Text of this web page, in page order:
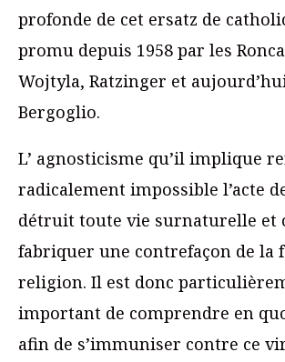
profonde de cet ersatz de
promu depuis 1958 par les
Wojtyla, Ratzinger et
Bergoglio.
L’ agnosticisme qu’il implique
radicalement impossible l’acte
détruit toute vie surnaturelle et
fabriquer une contrefaçon de la
religion. Il est donc
important de comprendre en
afin de s’immuniser contre ce